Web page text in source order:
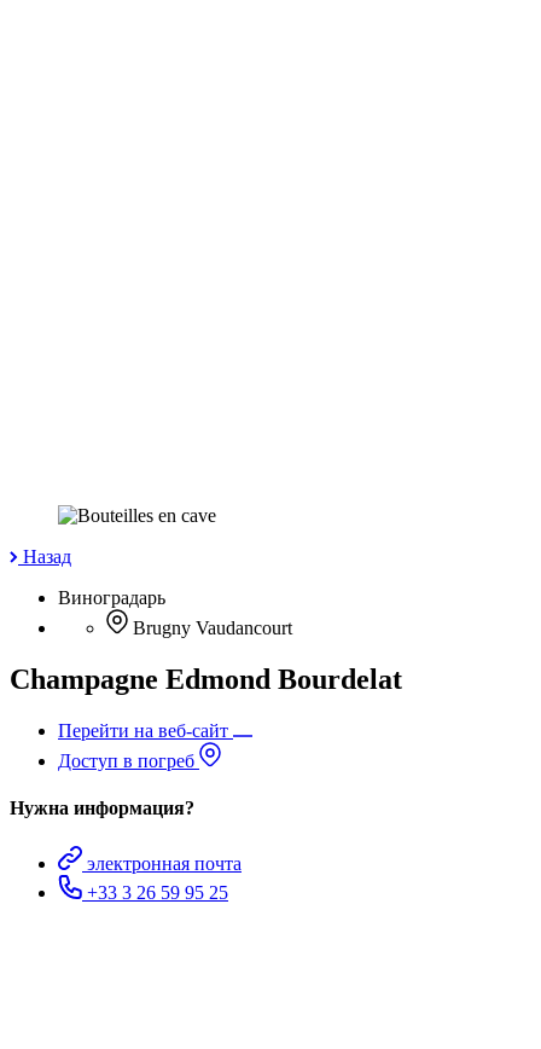
Назад
Виноградарь
Brugny Vaudancourt
Champagne Edmond Bourdelat
Перейти на веб-сайт
Доступ в погреб
Нужна информация?
электронная почта
+33 3 26 59 95 25